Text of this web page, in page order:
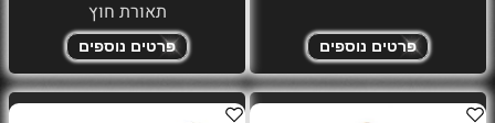
פרטים נוספים
תאורת חוץ
פרטים נוספים